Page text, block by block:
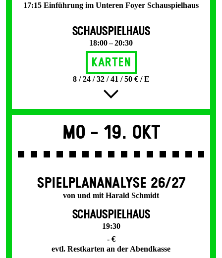
17:15 Einführung im Unteren Foyer Schauspielhaus
SCHAUSPIELHAUS
18:00 – 20:30
Karten
8 / 24 / 32 / 41 / 50 € / E
Mo - 19. Okt
SPIEL­PLAN­ANALYSE 26/27
von und mit Harald Schmidt
SCHAUSPIELHAUS
19:30
- €
evtl. Restkarten an der Abendkasse